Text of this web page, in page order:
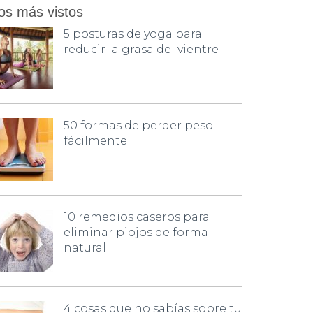
más vistos
5 posturas de yoga para
reducir la grasa del vientre
50 formas de perder peso
fácilmente
10 remedios caseros para
eliminar piojos de forma
natural
4 cosas que no sabías sobre tu